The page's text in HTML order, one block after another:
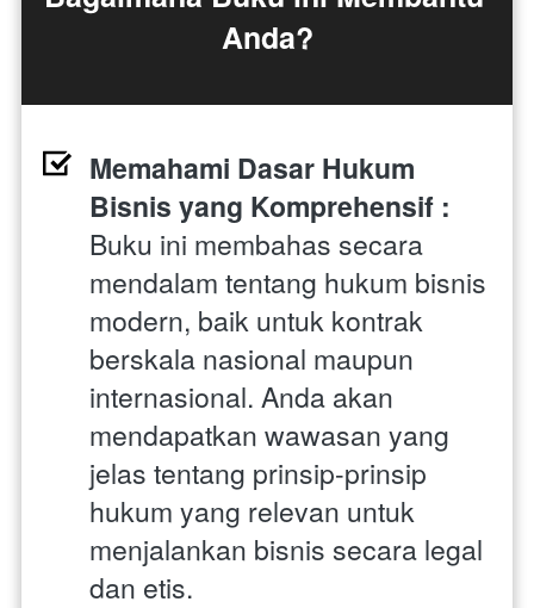
Anda?
Memahami Dasar Hukum
Buku ini membahas secara
mendalam tentang hukum bisnis
modern, baik untuk kontrak
berskala nasional maupun
internasional. Anda akan
mendapatkan wawasan yang
jelas tentang prinsip-prinsip
hukum yang relevan untuk
menjalankan bisnis secara legal
dan etis.